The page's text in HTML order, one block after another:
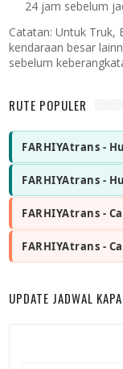
24 jam sebelum
Catatan: Untuk Truk,
kendaraan besar
sebelum
RUTE POPULER
FARHIYAtrans -
FARHIYAtrans -
FARHIYAtrans -
FARHIYAtrans -
UPDATE JADWAL